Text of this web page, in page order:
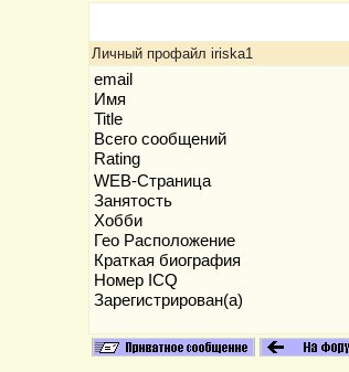
Личный профайл iriska1
email
Имя
Title
Всего сообщений
Rating
WEB-Страница
Занятость
Хобби
Гео Расположение
Краткая биография
Номер ICQ
Зарегистрирован(а)